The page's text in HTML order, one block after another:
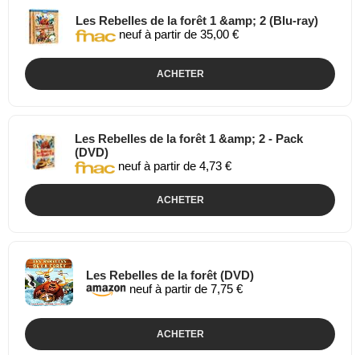
Les Rebelles de la forêt 1 &amp; 2 (Blu-ray)
neuf à partir de 35,00 €
ACHETER
Les Rebelles de la forêt 1 &amp; 2 - Pack
(DVD)
neuf à partir de 4,73 €
ACHETER
Les Rebelles de la forêt (DVD)
neuf à partir de 7,75 €
ACHETER